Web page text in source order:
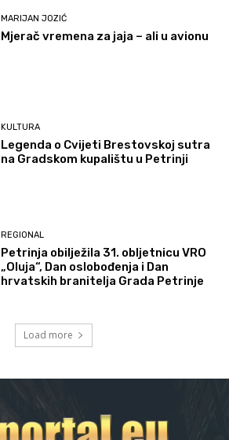
MARIJAN JOZIĆ
Mjerač vremena za jaja – ali u avionu
KULTURA
Legenda o Cvijeti Brestovskoj sutra
na Gradskom kupalištu u Petrinji
REGIONAL
Petrinja obilježila 31. obljetnicu VRO
„Oluja“, Dan oslobođenja i Dan
hrvatskih branitelja Grada Petrinje
Load more